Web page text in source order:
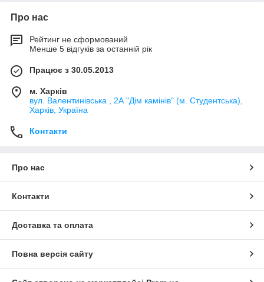
Про нас
Рейтинг не сформований
Менше 5 відгуків за останній рік
Працює з 30.05.2013
м. Харків
вул. Валентинівська , 2А "Дім камінів" (м. Студентська),
Харків, Україна
Контакти
Про нас
Контакти
Доставка та оплата
Повна версія сайту